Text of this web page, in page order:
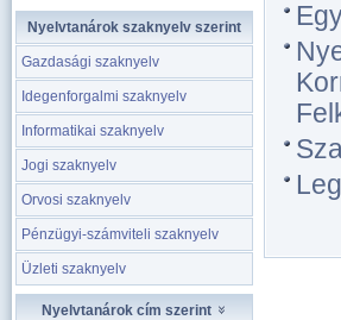
Nyelvtanárok szaknyelv szerint
Gazdasági szaknyelv
Idegenforgalmi szaknyelv
Informatikai szaknyelv
Jogi szaknyelv
Orvosi szaknyelv
Pénzügyi-számviteli szaknyelv
Üzleti szaknyelv
Nyelvtanárok cím szerint